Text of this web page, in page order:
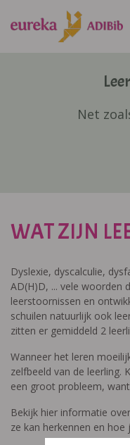
Net
WAT ZIJN
Dyslexie, dyscalculie,
AD(H)D, ... vele woorden
leerstoornissen en
schuilen natuurlijk ook
zitten er gemiddeld 2
Wanneer het leren
zelfbeeld van de leerling.
een groot probleem,
Bekijk hier informatie
ze kan herkennen en